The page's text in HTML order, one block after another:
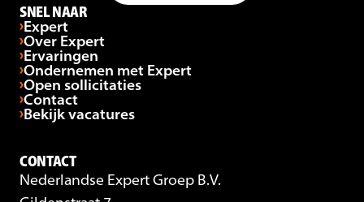
CONTACT
Nederlandse Expert Groep B.V.
SNEL NAAR
Expert
Over Expert
Ervaringen
Ondernemen met Expert
Open sollicitaties
Contact
Bekijk vacatures